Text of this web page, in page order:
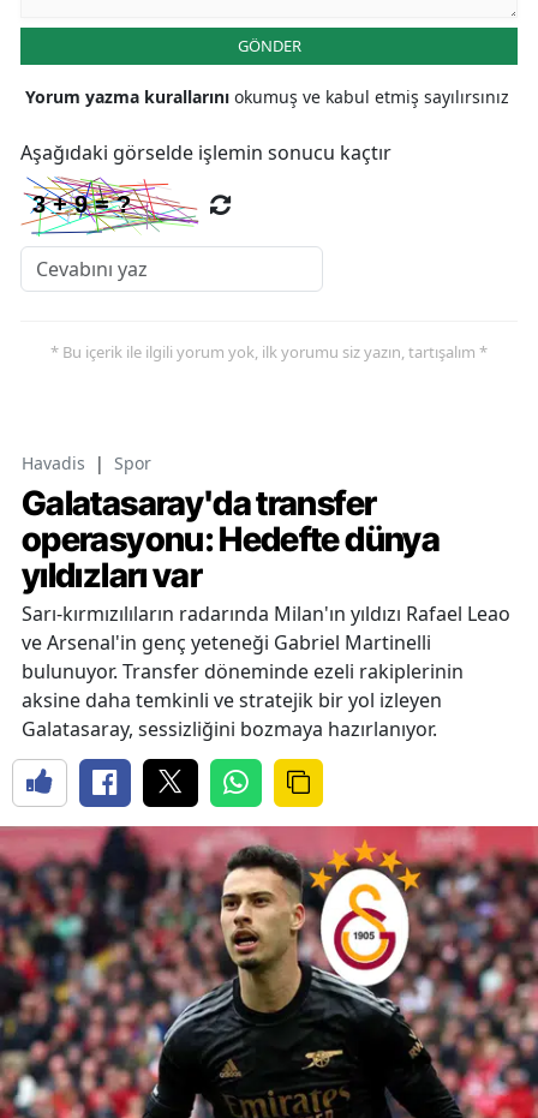
GÖNDER
Yorum yazma kurallarını okumuş ve kabul etmiş sayılırsınız
Aşağıdaki görselde işlemin sonucu kaçtır
* Bu içerik ile ilgili yorum yok, ilk yorumu siz yazın, tartışalım *
Havadis | Spor
Galatasaray'da transfer
operasyonu: Hedefte dünya
yıldızları var
Sarı-kırmızılıların radarında Milan'ın yıldızı Rafael Leao
ve Arsenal'in genç yeteneği Gabriel Martinelli
bulunuyor. Transfer döneminde ezeli rakiplerinin
aksine daha temkinli ve stratejik bir yol izleyen
Galatasaray, sessizliğini bozmaya hazırlanıyor.